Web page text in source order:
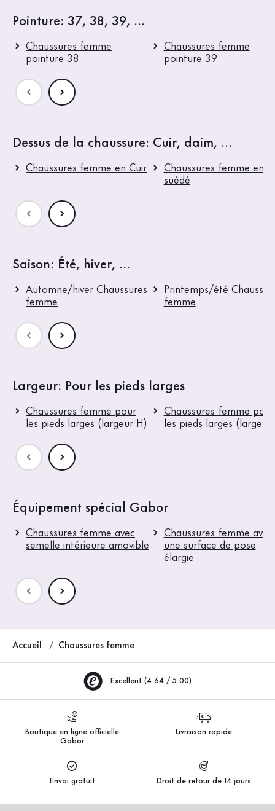
Pointure: 37, 38, 39, ...
Chaussures femme
pointure 38
Chaussures femme
pointure 39
Dessus de la chaussure: Cuir, daim, ...
Chaussures femme en Cuir
Chaussures femme en
suédé
Saison: Été, hiver, ...
Automne/hiver Chaussures
femme
Printemps/été
femme
Largeur: Pour les pieds larges
Chaussures femme pour
les pieds larges (largeur H)
Chaussures femme pour
les pieds larges (largeur
Équipement spécial Gabor
Chaussures femme avec
semelle intérieure amovible
Chaussures femme avec
une surface de pose
élargie
Accueil Chaussures femme
Excellent (4.64 / 5.00)
Boutique en ligne officielle
Gabor
Livraison rapide
Envoi gratuit Droit de retour de 14 jours